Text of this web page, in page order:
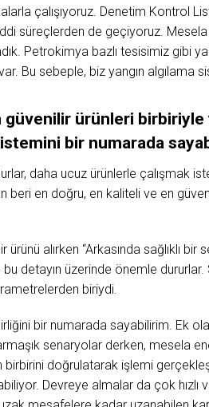
çalışıyoruz. Denetim Kontrol
süreçlerden de geçiyoruz.
Petrokimya bazlı tesisimiz gibi
Bu sebeple, biz yangın algılama
güvenilir ürünleri birbiriyle
bir numarada
daha ucuz ürünlerle çalışmak
en doğru, en kaliteli ve en
alırken “Arkasında sağlıklı bir
detayın üzerinde önemle
biriydi.
bir numarada sayabilirim. Ek
senaryolar derken, mesela
doğrulatarak işlemi
Devreye almalar da çok